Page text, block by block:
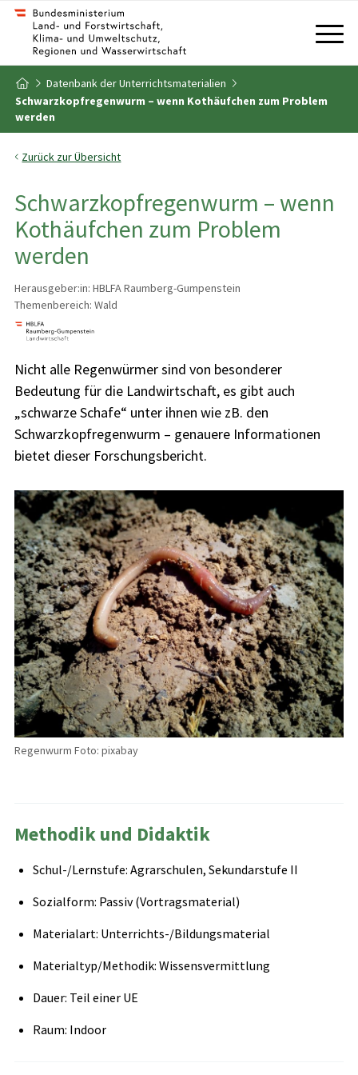
Zum Inhalt
Zum Inhaltsverzeichnis
Zur Startseite
Datenbank der Unterrichtsmaterialien
Schwarzkopfregenwurm – wenn Kothäufchen zum Problem
werden
Zurück zur Übersicht
Schwarzkopfregenwurm – wenn
Kothäufchen zum Problem
werden
Herausgeber:in: HBLFA Raumberg-Gumpenstein
Themenbereich: Wald
Nicht alle Regenwürmer sind von besonderer
Bedeutung für die Landwirtschaft, es gibt auch
„schwarze Schafe“ unter ihnen wie zB. den
Schwarzkopfregenwurm – genauere Informationen
bietet dieser Forschungsbericht.
Regenwurm Foto: pixabay
Methodik und Didaktik
Schul-/Lernstufe: Agrarschulen, Sekundarstufe II
Sozialform: Passiv (Vortragsmaterial)
Materialart: Unterrichts-/Bildungsmaterial
Materialtyp/Methodik: Wissensvermittlung
Dauer: Teil einer UE
Raum: Indoor